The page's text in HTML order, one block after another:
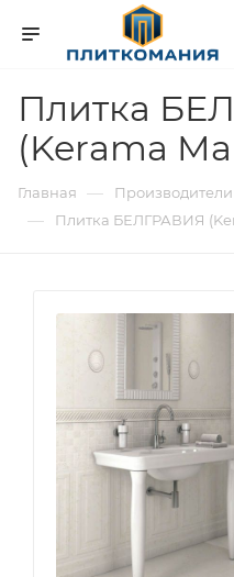
Плитка
(Kerama
Главная — Производители
— Плитка БЕЛГРАВИЯ